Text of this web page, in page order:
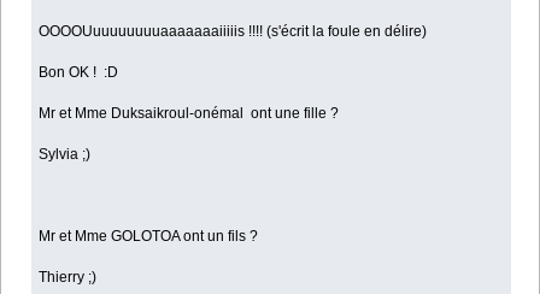
OOOOUuuuuuuuuaaaaaaaiiiiis !!!! (s'écrit la foule en délire)
Bon OK ! :D
Mr et Mme Duksaikroul-onémal ont une fille ?
Sylvia ;)
Mr et Mme GOLOTOA ont un fils ?
Thierry ;)